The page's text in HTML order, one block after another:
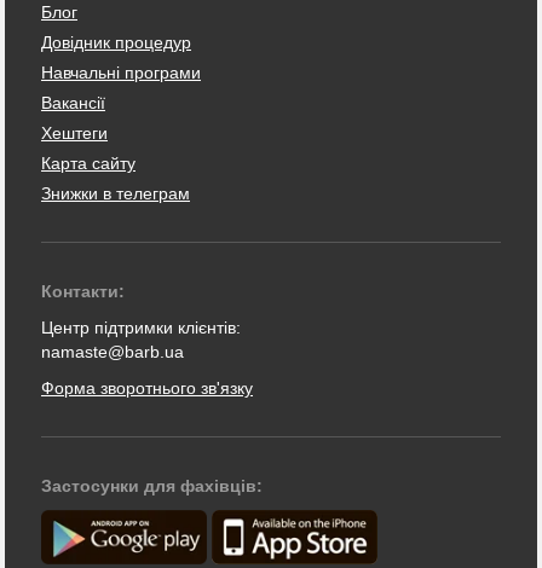
Блог
Довідник процедур
Навчальні програми
Вакансії
Хештеги
Карта сайту
Знижки в телеграм
Контакти:
Центр підтримки клієнтів:
namaste@barb.ua
Форма зворотнього зв'язку
Застосунки для фахівців: